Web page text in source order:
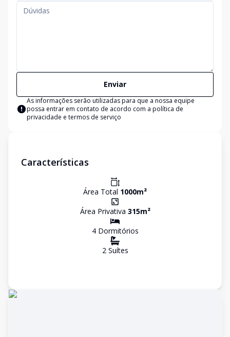
Enviar
As informações serão utilizadas para que a nossa equipe
possa entrar em contato de acordo com a política de
privacidade e termos de serviço
Características
Área Total 1000m²
Área Privativa 315m²
4Dormitórios
2Suítes